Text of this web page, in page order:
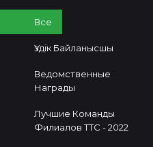
Все
Үздік Байланысшы
Ведомственные
Награды
Лучшие Команды
Филиалов ТТС - 2022